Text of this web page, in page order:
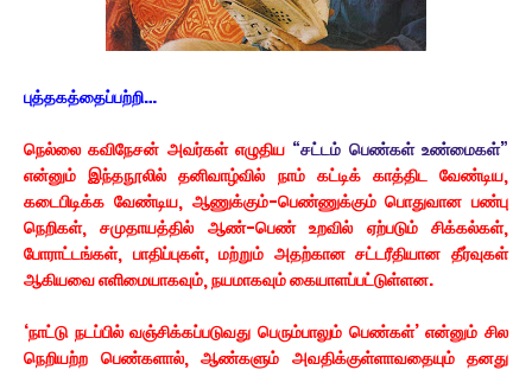
புத்தகத்தைப்பற்றி…
நெல்லை கவிநேசன் அவர்கள் எழுதிய “சட்டம் பெண்கள் உண்மைகள்”
என்னும் இந்தநூலில் தனிவாழ்வில் நாம் கட்டிக் காத்திட வேண்டிய,
கடைபிடிக்க வேண்டிய, ஆணுக்கும்-பெண்ணுக்கும் பொதுவான பண்பு
நெறிகள், சமுதாயத்தில் ஆண்-பெண் உறவில் ஏற்படும் சிக்கல்கள்,
போராட்டங்கள், பாதிப்புகள், மற்றும் அதற்கான சட்டரீதியான தீர்வுகள்
ஆகியவை எளிமையாகவும், நயமாகவும் கையாளப்பட்டுள்ளன.
‘நாட்டு நடப்பில் வஞ்சிக்கப்படுவது பெரும்பாலும் பெண்கள்’ என்னும் சில
நெறியற்ற பெண்களால், ஆண்களும் அவதிக்குள்ளாவதையும் தனது